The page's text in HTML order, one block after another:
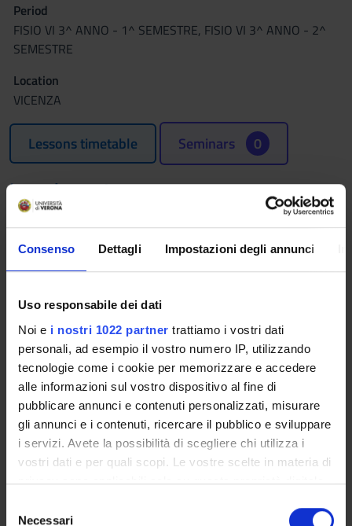
Consenso Dettagli Impostazioni degli annunci
Uso responsabile dei dati
Noi e i nostri 1022 partner trattiamo i vostri dati
personali, ad esempio il vostro numero IP, utilizzando
tecnologie come i cookie per memorizzare e accedere
alle informazioni sul vostro dispositivo al fine di
pubblicare annunci e contenuti personalizzati, misurare
gli annunci e i contenuti, ricercare il pubblico e sviluppare
i servizi. Avete la possibilità di scegliere chi utilizza i
vostri dati e per quali scopi. Le vostre scelte in materia di
privacy sono applicabili solo su questa proprietà digitale
modificare o revocare il proprio consenso in qualsiasi
Necessari
Period
FISIO VI 3^ ANNO - 1^ SEMESTRE, FISIO VI 3^ ANNO - 2^
SEMESTRE
Location
VICENZA
Lessons timetable Seminars 0
Learning outcomes
The professional laboratory aims to enable the student to
physiotherapy process in complex clinical cases requiring the
activation of all the core skills required by the profession
Program
Starting with the presentation of "clinical case study" and / or
"real patient video recording", proceed with:
-the knowledge of the elements of the pathology and their
application on the case
-the search for what is unknown to the pathology and its
peculiarities
-observation and evaluation of the patient, supported by what
the literature refers to
-interpretation of data, definition of functional diagnosis,